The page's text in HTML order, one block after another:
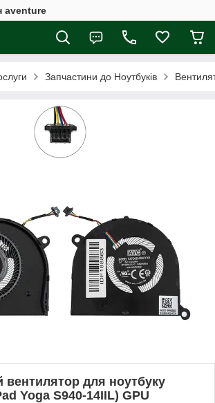
aventure
Запчастини до Ноутбуків
вентилятор для ноутбуку
Yoga S940-14IIL) GPU